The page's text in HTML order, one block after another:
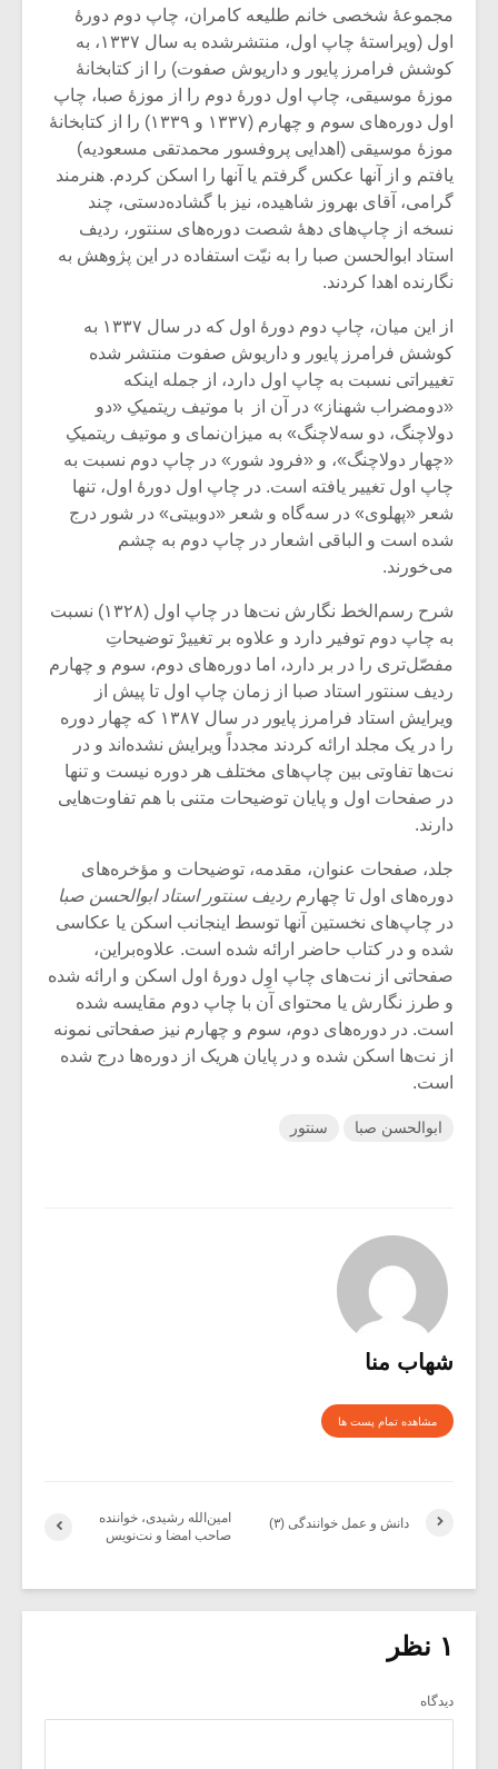
مجموعۀ شخصی خانم طلیعه کامران، چاپ دوم دورۀ
اول (ویراستۀ چاپ اول، منتشرشده به سال ۱۳۳۷، به
کوشش فرامرز پایور و داریوش صفوت) را از کتابخانۀ
موزۀ موسیقی، چاپ اول دورۀ دوم را از موزۀ صبا، چاپ
اول دوره‌های سوم و چهارم (۱۳۳۷ و ۱۳۳۹) را از کتابخانۀ
‌موزۀ موسیقی (اهدایی پروفسور محمدتقی مسعودیه)
یافتم و از آنها عکس گرفتم یا آنها را اسکن کردم. هنرمند
گرامی، آقای بهروز شاهیده، نیز با گشاده‌دستی، چند
نسخه از چاپ‌های دهۀ شصت دوره‌های سنتور، ردیف
استاد ابوالحسن صبا را به نیّت استفاده در این پژوهش به
نگارنده اهدا کردند.
از این میان، چاپ دوم دورۀ اول که در سال ۱۳۳۷ به
کوشش فرامرز پایور و داریوش صفوت منتشر شده
تغییراتی نسبت به چاپ اول دارد، از جمله اینکه
«دومضراب شهناز» در آن از با موتیف ریتمیکِ «دو
دولاچنگ، دو سه‌لاچنگ» به میزان‌نمای و موتیف ریتمیکِ
«چهار دولاچنگ»، و «فرود شور» در چاپ دوم نسبت به
چاپ اول تغییر یافته است. در چاپ اول دورۀ اول، تنها
شعر «پهلوی» در سه‌گاه و شعر «دوبیتی» در شور درج
شده است و الباقی اشعار در چاپ دوم به چشم
می‌خورند.
شرح رسم‌الخط نگارش نت‌ها در چاپ اول (۱۳۲۸) نسبت
به چاپ دوم توفیر دارد و علاوه بر تغییرْ توضیحاتِ
مفصّل‌تری را در بر دارد، اما دوره‌های دوم، سوم و چهارم
ردیف سنتور استاد صبا از زمان چاپ اول تا پیش از
ویرایش استاد فرامرز پایور در سال ۱۳۸۷ که چهار دوره
را در یک مجلد ارائه کردند مجدداً ویرایش نشده‌‌اند و در
نت‌ها تفاوتی بین چاپ‌های مختلف هر دوره نیست و تنها
در صفحات اول و پایان توضیحات متنی با هم تفاوت‌هایی
دارند.
جلد، صفحات عنوان، مقدمه، توضیحات و مؤخره‌های
دوره‌های اول تا چهارم ردیف سنتور استاد ابوالحسن صبا
در چاپ‌های نخستین آنها توسط اینجانب اسکن یا عکاسی
شده و در کتاب حاضر ارائه شده است. علاوه‌براین،
صفحاتی از نت‌های چاپ اوِل دورۀ اول اسکن و ارائه شده
و طرز نگارش یا محتوای آن با چاپ دوم مقایسه شده
است. در دوره‌های دوم، سوم و چهارم نیز صفحاتی نمونه
از نت‌ها اسکن شده و در پایان هریک از دوره‌ها درج شده
است.
ابوالحسن صبا سنتور
شهاب منا
مشاهده تمام پست ها
امین‌الله رشیدی، خواننده
صاحب امضا و نت‌نویس
دانش و عمل خوانندگی (۳)
۱ نظر
دیدگاه